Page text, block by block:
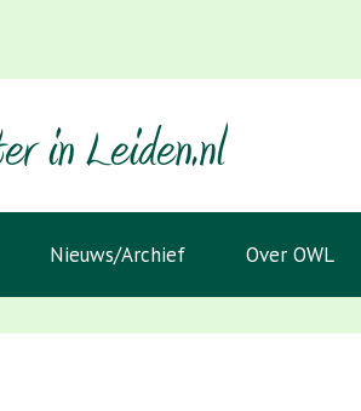
Nieuws/Archief Over OWL